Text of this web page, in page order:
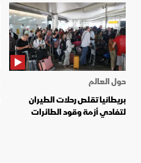
حول العالم
بريطانيا تقلص رحلات الطيران
لتفادي أزمة وقود الطائرات